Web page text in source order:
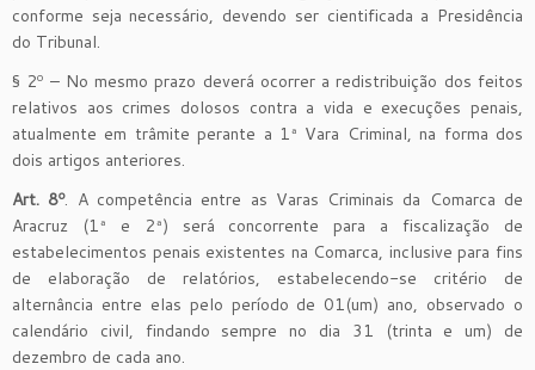
conforme seja necessário, devendo ser cientificada a Presidência
do Tribunal.
§ 2º – No mesmo prazo deverá ocorrer a redistribuição dos feitos
relativos aos crimes dolosos contra a vida e execuções penais,
atualmente em trâmite perante a 1ª Vara Criminal, na forma dos
dois artigos anteriores.
Art. 8º. A competência entre as Varas Criminais da Comarca de
Aracruz (1ª e 2ª) será concorrente para a fiscalização de
estabelecimentos penais existentes na Comarca, inclusive para fins
de elaboração de relatórios, estabelecendo-se critério de
alternância entre elas pelo período de 01(um) ano, observado o
calendário civil, findando sempre no dia 31 (trinta e um) de
dezembro de cada ano.